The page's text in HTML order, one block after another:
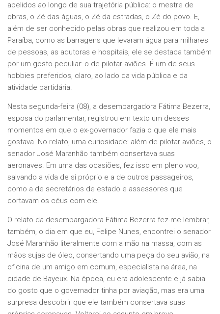
apelidos ao longo de sua trajetória pública: o mestre de
obras, o Zé das águas, o Zé da estradas, o Zé do povo. E,
além de ser conhecido pelas obras que realizou em toda a
Paraíba, como as barragens que levaram água para milhares
de pessoas, as adutoras e hospitais, ele se destaca também
por um gosto peculiar: o de pilotar aviões. É um de seus
hobbies preferidos, claro, ao lado da vida pública e da
atividade partidária.
Nesta segunda-feira (08), a desembargadora Fátima Bezerra,
esposa do parlamentar, registrou em texto um desses
momentos em que o ex-governador fazia o que ele mais
gostava. No relato, uma curiosidade: além de pilotar aviões, o
senador José Maranhão também consertava suas
aeronaves. Em uma das ocasiões, fez isso em pleno voo,
salvando a vida de si próprio e a de outros passageiros,
como a de secretários de estado e assessores que
cortavam os céus com ele.
O relato da desembargadora Fátima Bezerra fez-me lembrar,
também, o dia em que eu, Felipe Nunes, encontrei o senador
José Maranhão literalmente com a mão na massa, com as
mãos sujas de óleo, consertando uma peça do seu avião, na
oficina de um amigo em comum, especialista na área, na
cidade de Bayeux. Na época, eu era adolescente e já sabia
do gosto que o governador tinha por aviação, mas era uma
surpresa descobrir que ele também consertava suas